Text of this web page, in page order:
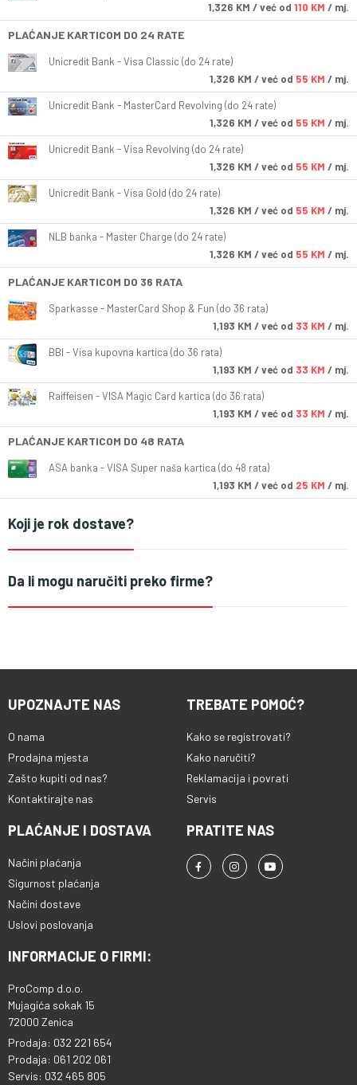
1,326 KM / već od 110 KM / mj.
PLAĆANJE KARTICOM DO 24 RATE
Unicredit Bank - Visa Classic (do 24 rate)
1,326 KM / već od 55 KM / mj.
Unicredit Bank - MasterCard Revolving (do 24 rate)
1,326 KM / već od 55 KM / mj.
Unicredit Bank - Visa Revolving (do 24 rate)
1,326 KM / već od 55 KM / mj.
Unicredit Bank - Visa Gold (do 24 rate)
1,326 KM / već od 55 KM / mj.
NLB banka - Master Charge (do 24 rate)
1,326 KM / već od 55 KM / mj.
PLAĆANJE KARTICOM DO 36 RATA
Sparkasse - MasterCard Shop & Fun (do 36 rata)
1,193 KM / već od 33 KM / mj.
BBI - Visa kupovna kartica (do 36 rata)
1,193 KM / već od 33 KM / mj.
Raiffeisen - VISA Magic Card kartica (do 36 rata)
1,193 KM / već od 33 KM / mj.
PLAĆANJE KARTICOM DO 48 RATA
ASA banka - VISA Super naša kartica (do 48 rata)
1,193 KM / već od 25 KM / mj.
Koji je rok dostave?
Da li mogu naručiti preko firme?
UPOZNAJTE NAS
O nama
Prodajna mjesta
Zašto kupiti od nas?
Kontaktirajte nas
TREBATE POMOĆ?
Kako se registrovati?
Kako naručiti?
Reklamacija i povrati
Servis
PLAĆANJE I DOSTAVA
Načini plaćanja
Sigurnost plaćanja
Načini dostave
Uslovi poslovanja
PRATITE NAS
INFORMACIJE O FIRMI:
ProComp d.o.o.
Mujagića sokak 15
72000 Zenica
Prodaja: 032 221 654
Prodaja: 061 202 061
Servis: 032 465 805